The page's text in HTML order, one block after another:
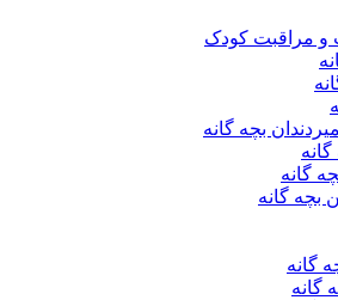
و مراقبت کودک
بچه گانه
گانه
گانه
گانه
گانه